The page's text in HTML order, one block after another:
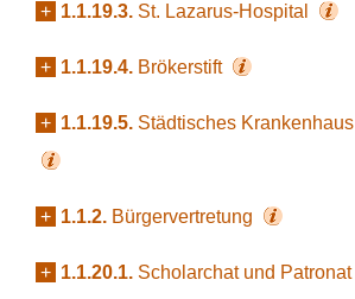
+ 1.1.19.3. St. Lazarus-Hospital
+ 1.1.19.4. Brökerstift
+ 1.1.19.5. Städtisches Krankenhaus
+ 1.1.2. Bürgervertretung
+ 1.1.20.1. Scholarchat und Patronat